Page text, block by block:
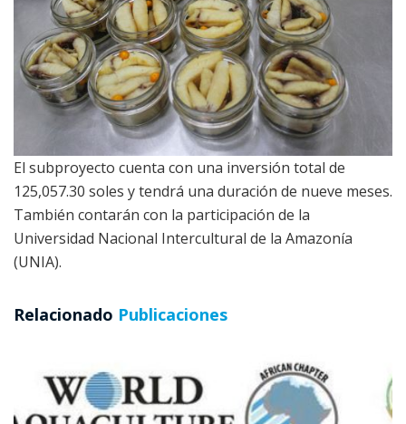
El subproyecto cuenta con una inversión total de
125,057.30 soles y tendrá una duración de nueve meses.
También contarán con la participación de la
Universidad Nacional Intercultural de la Amazonía
(UNIA).
Relacionado Publicaciones